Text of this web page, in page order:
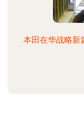
本田在华战略新